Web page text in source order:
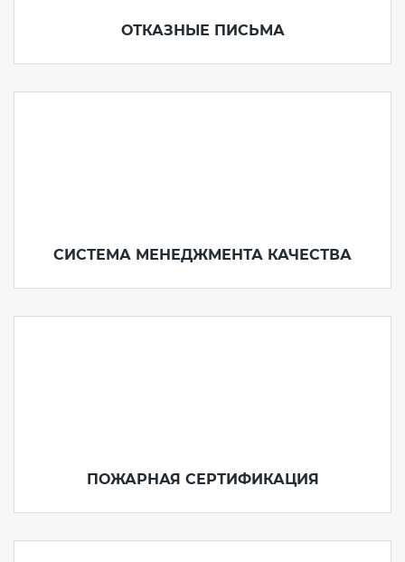
ОТКАЗНЫЕ ПИСЬМА
СИСТЕМА МЕНЕДЖМЕНТА КАЧЕСТВА
ПОЖАРНАЯ СЕРТИФИКАЦИЯ